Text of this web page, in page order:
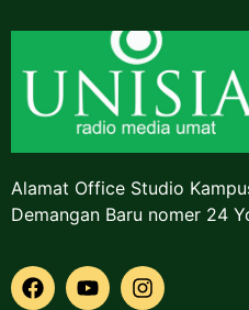
Alamat Office Studio
Demangan Baru nomer 24